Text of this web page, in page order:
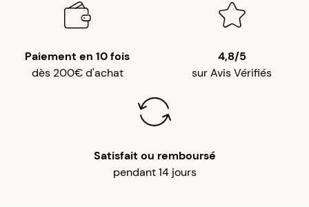
Paiement en 10 fois
dès 200€ d'achat
4,8/5
sur Avis Vérifiés
Satisfait ou remboursé
pendant 14 jours